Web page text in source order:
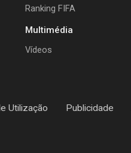
Ranking FIFA
Multimédia
Vídeos
Utilização Publicidade